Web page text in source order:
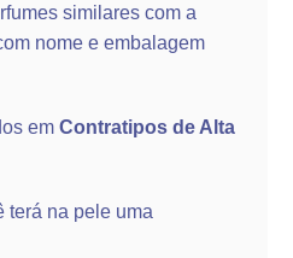
similares com a
nome e embalagem
em Contratipos de Alta
terá na pele uma